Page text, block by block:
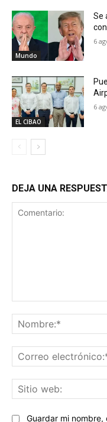
Mundo
Se
6
EL CIBAO
6
DEJA UNA
Guardar mi